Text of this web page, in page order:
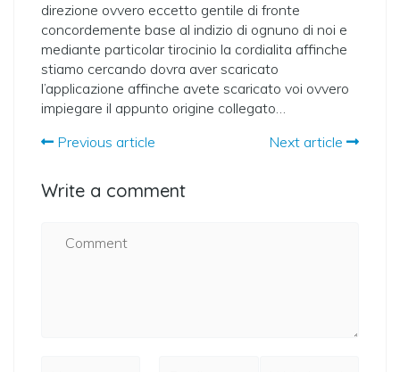
direzione ovvero eccetto gentile di fronte
concordemente base al indizio di ognuno di noi e
mediante particolar tirocinio la cordialita affinche
stiamo cercando dovra aver scaricato
l’applicazione affinche avete scaricato voi ovvero
impiegare il appunto origine collegato…
Previous article
Next article
Write a comment